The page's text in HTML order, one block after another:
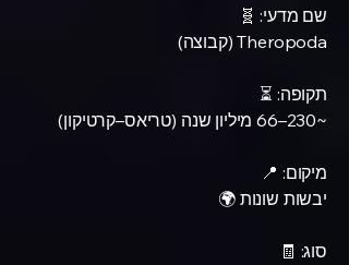
שם מדעי: 🧬
Theropoda (קבוצה)
תקופה: ⏳
~230–66 מיליון שנה (טריאס–קרטיקון)
מיקום: 📍
יבשות שונות 🌍
סוג: 🧾